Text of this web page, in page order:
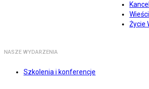
Życie
NASZE WYDARZENIA
Szkolenia i konferencje